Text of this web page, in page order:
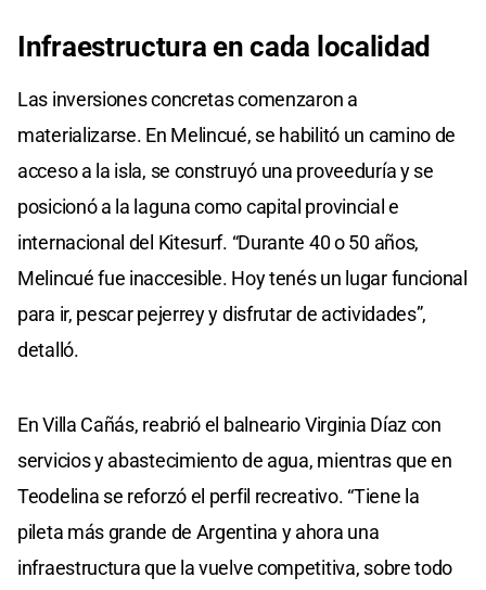
Infraestructura en cada localidad
Las inversiones concretas comenzaron a
materializarse. En Melincué, se habilitó un camino de
acceso a la isla, se construyó una proveeduría y se
posicionó a la laguna como capital provincial e
internacional del Kitesurf. “Durante 40 o 50 años,
Melincué fue inaccesible. Hoy tenés un lugar funcional
para ir, pescar pejerrey y disfrutar de actividades”,
detalló.
En Villa Cañás, reabrió el balneario Virginia Díaz con
servicios y abastecimiento de agua, mientras que en
Teodelina se reforzó el perfil recreativo. “Tiene la
pileta más grande de Argentina y ahora una
infraestructura que la vuelve competitiva, sobre todo